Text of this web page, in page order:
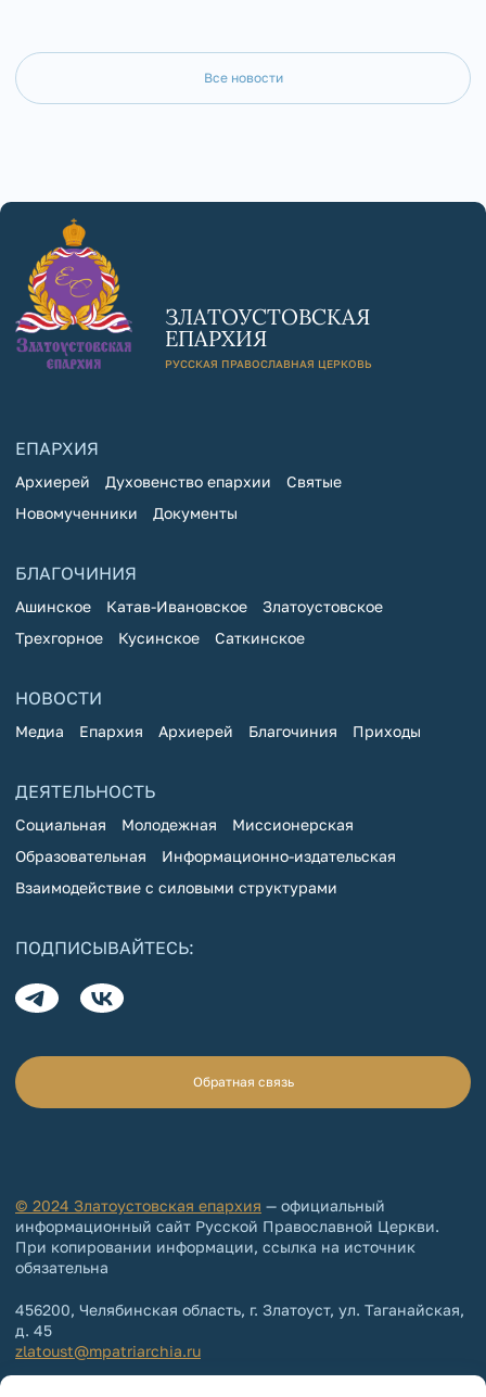
Все новости
ЗЛАТОУСТОВСКАЯ
ЕПАРХИЯ
РУССКАЯ ПРАВОСЛАВНАЯ ЦЕРКОВЬ
ЕПАРХИЯ
Архиерей Духовенство епархии
Святые
Новомученники
Документы
БЛАГОЧИНИЯ
Ашинское Катав-Ивановское
Златоустовское
Трехгорное
Кусинское Саткинское
НОВОСТИ
Медиа Епархия Архиерей Благочиния Приходы
ДЕЯТЕЛЬНОСТЬ
Социальная Молодежная
Миссионерская
Образовательная
Информационно-издательская
Взаимодействие с силовыми структурами
ПОДПИСЫВАЙТЕСЬ:
Обратная связь
© 2024 Златоустовская епархия — официальный
информационный сайт Русской Православной Церкви.
При копировании информации, ссылка на источник
обязательна
456200, Челябинская область, г. Златоуст, ул. Таганайская,
д. 45
zlatoust@mpatriarchia.ru